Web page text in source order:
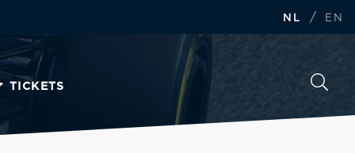
NL / EN
TICKETS